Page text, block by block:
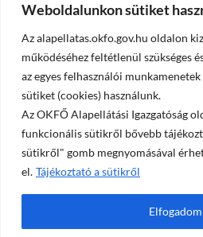
Weboldalunkon sütiket
Az alapellatas.okfo.gov.hu oldalon
működéséhez feltétlenül szükséges
az egyes felhasználói
sütiket (cookies) használunk.
Az OKFŐ Alapellátási Igazgatóság
funkcionális sütikről bővebb
sütikről" gomb megnyomásával
el. Tájékoztató a sütikről
Elfogadom
Helyettesítő